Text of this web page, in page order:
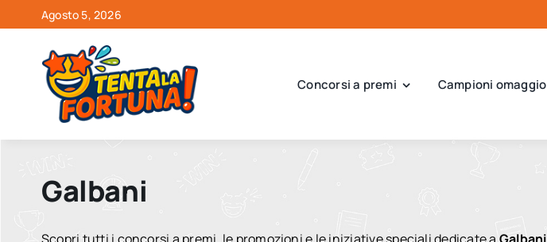
al
contenuto
Agosto 5, 2026
Concorsi a premi Campioni omaggio
Galbani